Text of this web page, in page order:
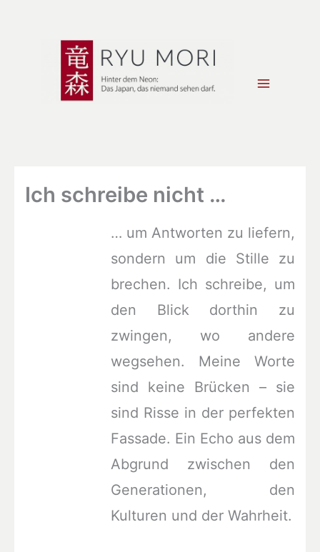
Ich schreibe nicht …
… um Antworten zu liefern,
sondern um die Stille zu
brechen. Ich schreibe, um
den Blick dorthin zu
zwingen, wo andere
wegsehen. Meine Worte
sind keine Brücken – sie
sind Risse in der perfekten
Fassade. Ein Echo aus dem
Abgrund zwischen den
Generationen, den
Kulturen und der Wahrheit.